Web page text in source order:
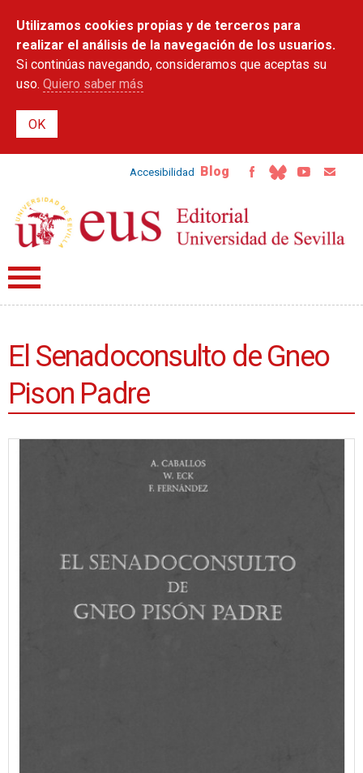
contenido
principal
Utilizamos cookies propias y de terceros para
realizar el análisis de la navegación de los usuarios.
Si continúas navegando, consideramos que aceptas su
uso. Quiero saber más
Accesibilidad Blog
El Senadoconsulto de Gneo
Pison Padre